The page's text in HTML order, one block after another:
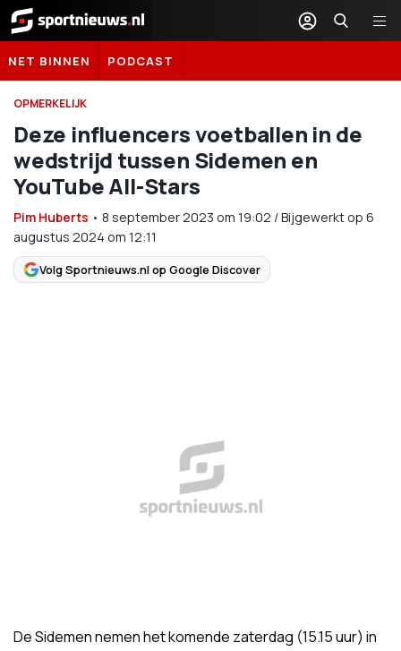
Sportnieuws.nl
NET BINNEN PODCAST
OPMERKELIJK
Deze influencers voetballen in de
wedstrijd tussen Sidemen en
YouTube All-Stars
Pim Huberts • 8 september 2023 om 19:02 /Bijgewerkt op 6
augustus 2024 om 12:11
Volg Sportnieuws.nl op Google Discover
De Sidemen nemen het komende zaterdag (15.15 uur) in